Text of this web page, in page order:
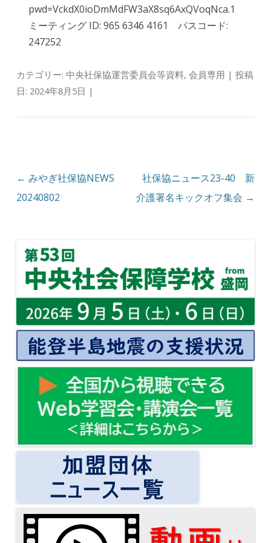
pwd=VckdX0ioDmMdFW3aX8sq6AxQVoqNca.1
ミーティング ID: 965 6346 4161 パスコード:
247252
カテゴリー:中央社保協運営委員会等資料,会員専用 | 投稿
日: 2024年8月5日 |
投稿ナビゲーション
← みやぎ社保協NEWS
20240802
社保協ニュース23-40 新
介護署名キックオフ集会 →